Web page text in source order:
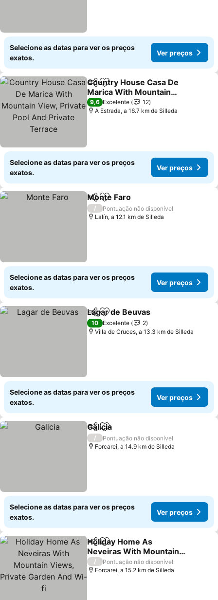
Selecione as datas para ver os preços
exatos.
Ver preços
PartilharAdicionar aos favoritos
Country House Casa De
Marica With Mountain
View, Private Pool And
Private Terrace
Ver preços
9,6 Excelente
12
A Estrada, a 16.7 km de Silleda
Selecione as datas para ver os preços
exatos.
Ver preços
PartilharAdicionar aos favoritos
Monte Faro
/
Pontuação não disponível
Lalín, a 12.1 km de Silleda
Selecione as datas para ver os preços
exatos.
Ver preços
PartilharAdicionar aos favoritos
Lagar de Beuvas
10 Excelente
2
Villa de Cruces, a 13.3 km de Silleda
Selecione as datas para ver os preços
exatos.
Ver preços
PartilharAdicionar aos favoritos
Galicia
/
Pontuação não disponível
Forcarei, a 14.9 km de Silleda
Selecione as datas para ver os preços
exatos.
Ver preços
PartilharAdicionar aos favoritos
Holiday Home As
Neveiras With Mountain
Views, Private Garden
And Wi-fi
Ver preços
/
Pontuação não disponível
Forcarei, a 15.2 km de Silleda